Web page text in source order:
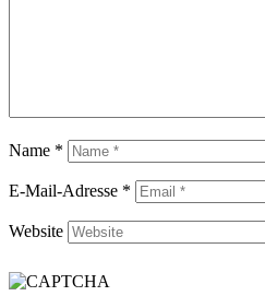
Name *
E-Mail-Adresse *
Website